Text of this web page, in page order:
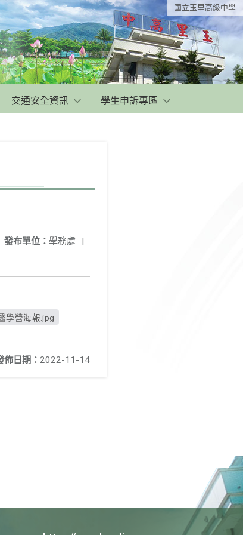
國立玉里高級中學
交通安全資訊 學生申訴專區
發布單位： 學務處 |
學營海報.jpg
佈日期： 2022-11-14